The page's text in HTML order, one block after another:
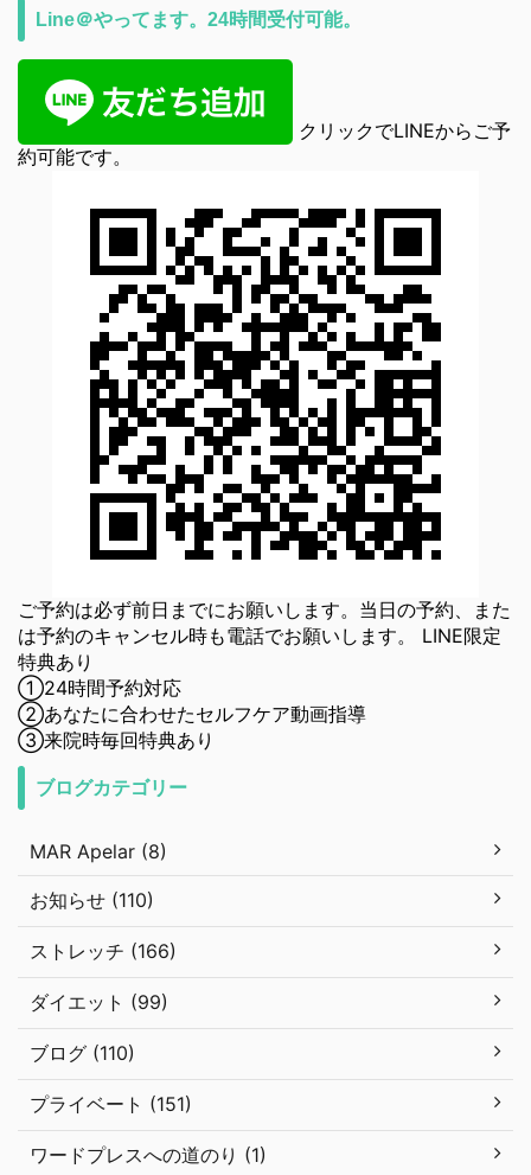
Line＠やってます。24時間受付可能。
クリックでLINEからご予
約可能です。
ご予約は必ず前日までにお願いします。当日の予約、また
は予約のキャンセル時も電話でお願いします。 LINE限定
特典あり
①24時間予約対応
②あなたに合わせたセルフケア動画指導
③来院時毎回特典あり
ブログカテゴリー
MAR Apelar (8)
お知らせ (110)
ストレッチ (166)
ダイエット (99)
ブログ (110)
プライベート (151)
ワードプレスへの道のり (1)